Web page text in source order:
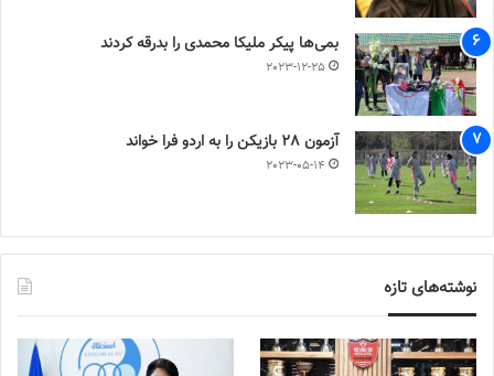
بمی‌ها پیکر ملیکا محمدی را بدرقه کردند
2023-12-25
آزمون 28 بازیکن را به اردو فرا خواند
2023-05-14
نوشته‌های تازه